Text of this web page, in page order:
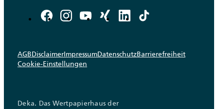
AGBDisclaimerImpressumDatenschutzBarrierefreiheit
Cookie-Einstellungen
Deka. Das Wertpapierhaus der